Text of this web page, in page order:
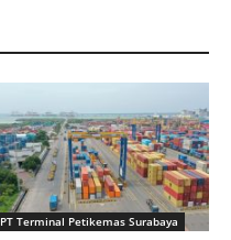
PT Terminal Petikemas Surabaya